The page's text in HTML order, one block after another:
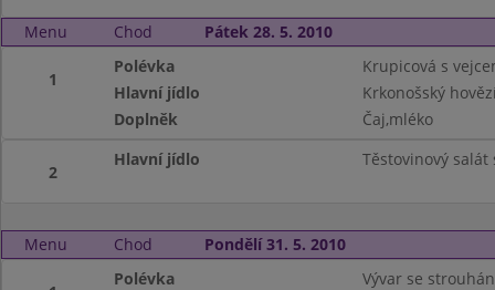
Menu Chod Pátek 28. 5. 2010
1
Polévka
Krupicová s
Hlavní jídlo
Krkonošský
Doplněk
Čaj,mléko
2
Hlavní jídlo Těstovinový salát
Menu Chod Pondělí 31. 5. 2010
Polévka Vývar se